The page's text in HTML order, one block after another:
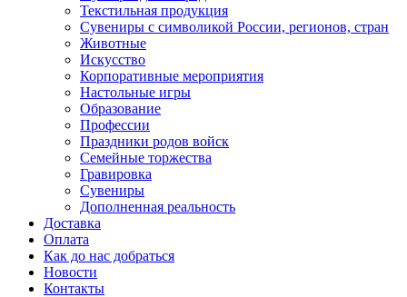
Текстильная продукция
Сувениры с символикой России, регионов, стран
Животные
Искусство
Корпоративные мероприятия
Настольные игры
Образование
Профессии
Праздники родов войск
Семейные торжества
Гравировка
Сувениры
Дополненная реальность
Доставка
Оплата
Как до нас добраться
Новости
Контакты